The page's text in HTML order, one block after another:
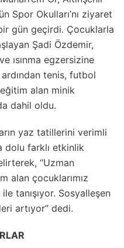
Spor Okulları’nı ziyaret
gün geçirdi. Çocuklarla
Şadi Özdemir,
ısınma egzersizine
ardından tenis, futbol
alan minik
dahil oldu.
yaz tatillerini verimli
dolu farklı etkinlik
“Uzman
alan çocuklarımız
tanışıyor. Sosyalleşen
artıyor” dedi.